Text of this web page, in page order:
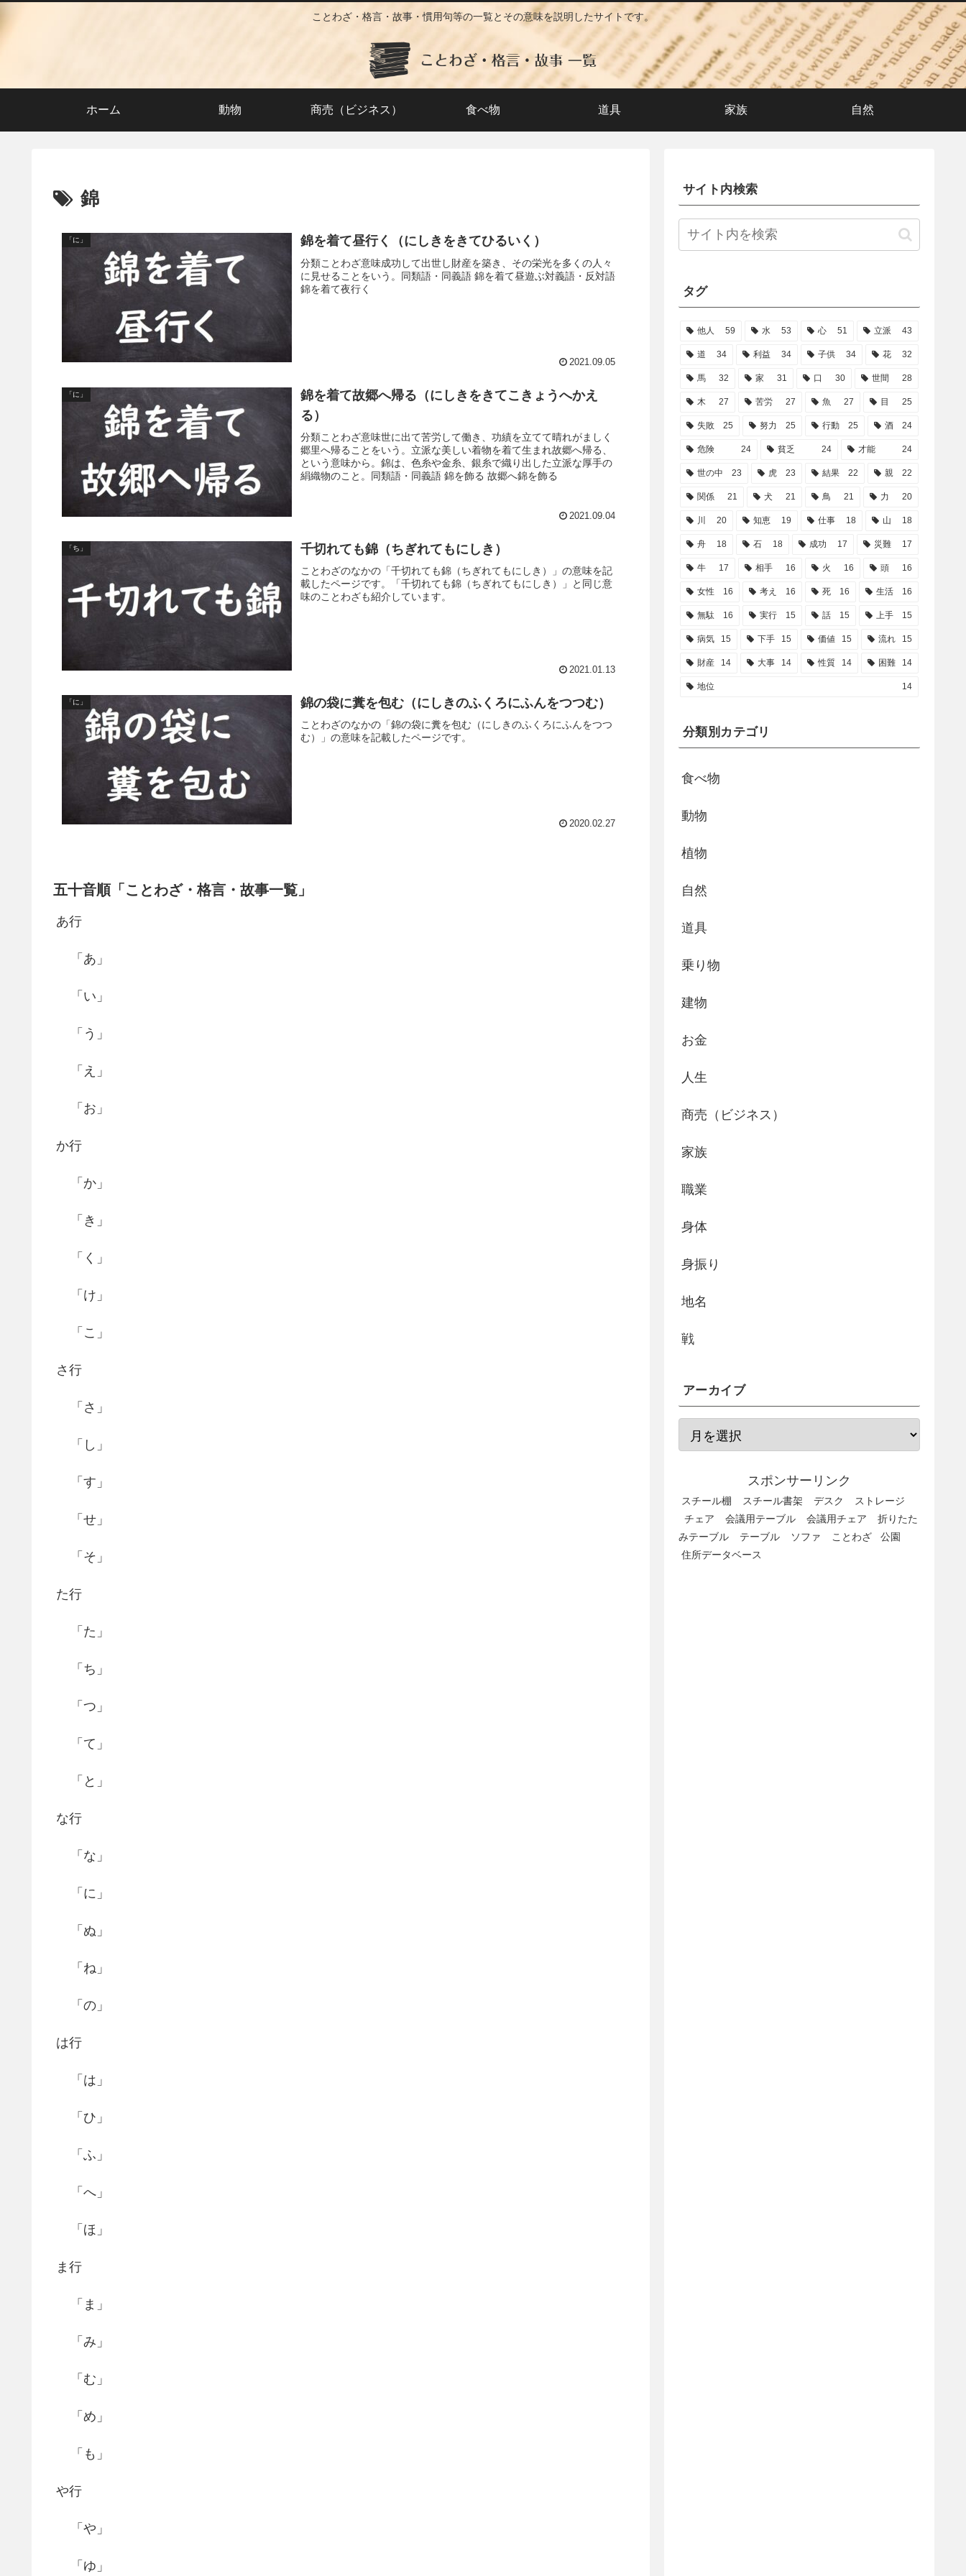
ことわざ・格言・故事・慣用句等の一覧とその意味を説明したサイトです。
ホーム 動物 商売（ビジネス） 食べ物 道具 家族 自然
錦
「に」 錦を着て昼行く（にしきをきてひるいく）
分類ことわざ意味成功して出世し財産を築き、その栄光を多くの人々
に見せることをいう。同類語・同義語 錦を着て昼遊ぶ対義語・反対語
錦を着て夜行く
2021.09.05
「に」
錦を着て故郷へ帰る（にしきをきてこきょうへかえ
る）
分類ことわざ意味世に出て苦労して働き、功績を立てて晴れがましく
郷里へ帰ることをいう。立派な美しい着物を着て生まれ故郷へ帰る、
という意味から。錦は、色糸や金糸、銀糸で織り出した立派な厚手の
絹織物のこと。同類語・同義語 錦を飾る 故郷へ錦を飾る
2021.09.04
「ち」 千切れても錦（ちぎれてもにしき）
ことわざのなかの「千切れても錦（ちぎれてもにしき）」の意味を記
載したページです。「千切れても錦（ちぎれてもにしき）」と同じ意
味のことわざも紹介しています。
2021.01.13
「に」 錦の袋に糞を包む（にしきのふくろにふんをつつむ）
ことわざのなかの「錦の袋に糞を包む（にしきのふくろにふんをつつ
む）」の意味を記載したページです。
2020.02.27
五十音順「ことわざ・格言・故事一覧」
あ行
「あ」
「い」
「う」
「え」
「お」
か行
「か」
「き」
「く」
「け」
「こ」
さ行
「さ」
「し」
「す」
「せ」
「そ」
た行
「た」
「ち」
「つ」
「て」
「と」
な行
「な」
「に」
「ぬ」
「ね」
「の」
は行
「は」
「ひ」
「ふ」
「へ」
「ほ」
ま行
「ま」
「み」
「む」
「め」
「も」
や行
「や」
「ゆ」
サイト内検索
タグ
他人 59 水 53 心 51 立派 43
道 34 利益 34 子供 34 花 32
馬 32 家 31 口 30 世間 28
木 27 苦労 27 魚 27 目 25
失敗 25 努力 25 行動 25 酒 24
危険 24 貧乏 24 才能 24
世の中 23 虎 23 結果 22 親 22
関係 21 犬 21 鳥 21 力 20
川 20 知恵 19 仕事 18 山 18
舟 18 石 18 成功 17 災難 17
牛 17 相手 16 火 16 頭 16
女性 16 考え 16 死 16 生活 16
無駄 16 実行 15 話 15 上手 15
病気 15 下手 15 価値 15 流れ 15
財産 14 大事 14 性質 14 困難 14
地位 14
分類別カテゴリ
食べ物
動物
植物
自然
道具
乗り物
建物
お金
人生
商売（ビジネス）
家族
職業
身体
身振り
地名
戦
アーカイブ
スポンサーリンク
スチール棚 スチール書架 デスク
ストレージ
チェア
会議用テーブル 会議用チェア
折りたた
みテーブル
テーブル ソファ ことわざ
公園
住所データベース